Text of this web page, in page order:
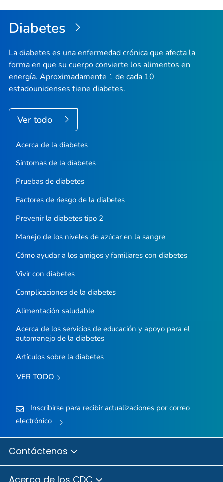
Diabetes
La diabetes es una enfermedad crónica que afecta la
forma en que su cuerpo convierte los alimentos en
energía. Aproximadamente 1 de cada 10
estadounidenses tiene diabetes.
Ver todo
Acerca de la diabetes
Síntomas de la diabetes
Pruebas de diabetes
Factores de riesgo de la diabetes
Prevenir la diabetes tipo 2
Manejo de los niveles de azúcar en la sangre
Cómo ayudar a los amigos y familiares con diabetes
Vivir con diabetes
Complicaciones de la diabetes
Alimentación saludable
Acerca de los servicios de educación y apoyo para el
automanejo de la diabetes
Artículos sobre la diabetes
VER TODO
Inscribirse para recibir actualizaciones por correo
electrónico
Contáctenos
Acerca de los CDC